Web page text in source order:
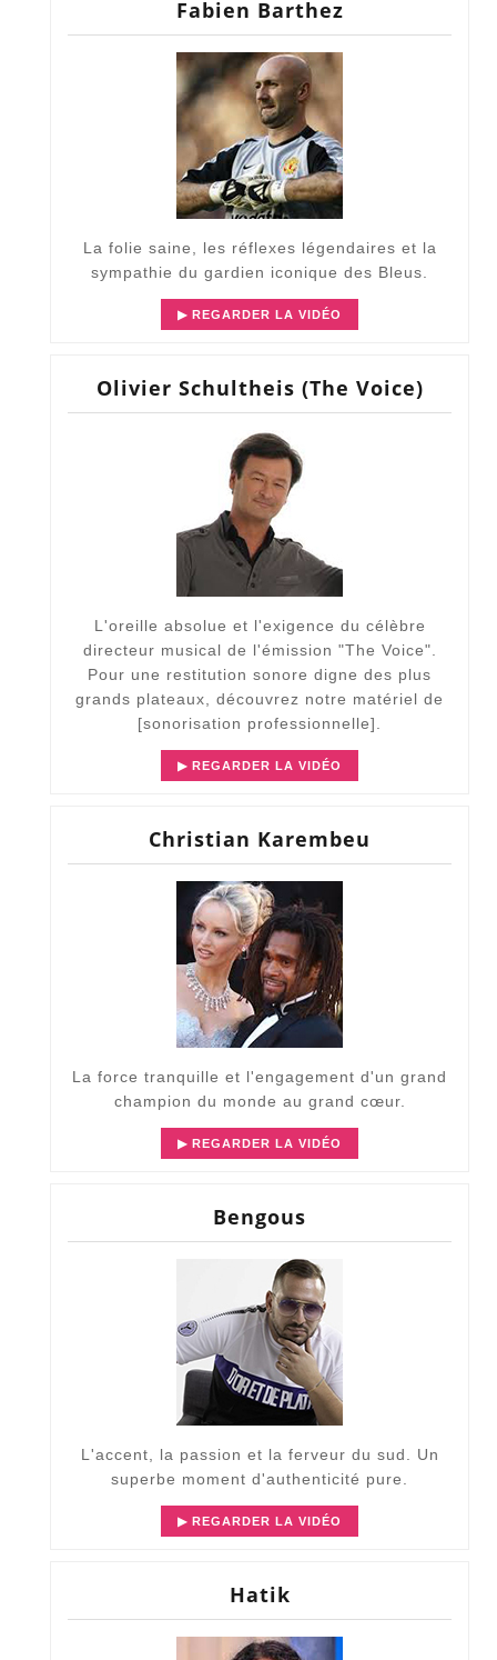
Fabien Barthez
La folie saine, les réflexes légendaires et la
sympathie du gardien iconique des Bleus.
▶ REGARDER LA VIDÉO
Olivier Schultheis (The Voice)
L'oreille absolue et l'exigence du célèbre
directeur musical de l'émission "The Voice".
Pour une restitution sonore digne des plus
grands plateaux, découvrez notre matériel de
[sonorisation professionnelle].
▶ REGARDER LA VIDÉO
Christian Karembeu
La force tranquille et l'engagement d'un grand
champion du monde au grand cœur.
▶ REGARDER LA VIDÉO
Bengous
L'accent, la passion et la ferveur du sud. Un
superbe moment d'authenticité pure.
▶ REGARDER LA VIDÉO
Hatik